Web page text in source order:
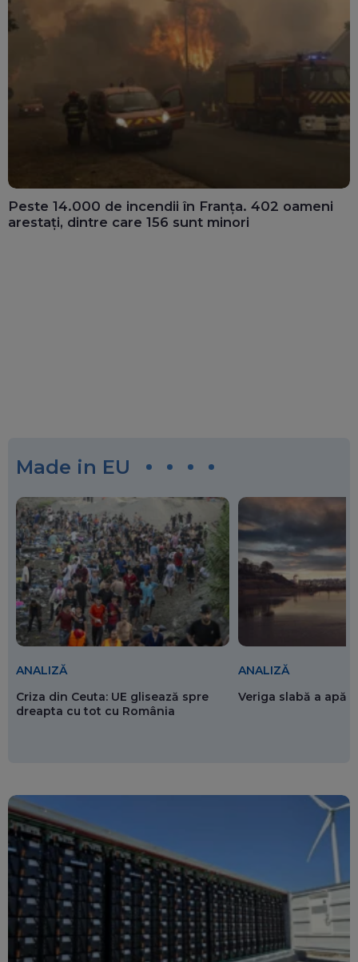
Peste 14.000 de incendii în Franța. 402 oameni
arestați, dintre care 156 sunt minori
Made in EU
ANALIZĂ
Criza din Ceuta: UE glisează spre
dreapta cu tot cu România
ANALIZĂ
Veriga slabă a